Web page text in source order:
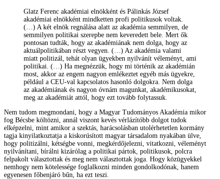
Glatz Ferenc akadémiai elnökként és Pálinkás József
akadémiai elnökként mindketten profi politikusok voltak.
(…) A két elnök regnálása alatt az akadémia semmilyen, de
semmilyen politikai szerepbe nem keveredett bele. Mert ők
pontosan tudták, hogy az akadémiának nem dolga, hogy az
aktuálpolitikában részt vegyen. (…) Az akadémia valami
miatt politizál, tehát olyan ügyekben nyilvánít véleményt, ami
politikai. (…) Ha megnézzük, hogy mi történik az akadémián
most, akkor az engem nagyon emlékeztet egyéb más ügyekre,
például a CEU-val kapcsolatos hasonló dolgokra. Nem dolga
az akadémiának és nagyon óvnám magunkat, akadémikusokat,
meg az akadémiát attól, hogy ezt tovább folytassuk.
Nem tudom megmondani, hogy a Magyar Tudományos Akadémia mikor
fog Bécsbe költözni, annál viszont kevés vérlázítóbb dolgot tudok
elképzelni, mint amikor a szektás, harácsolásban utolérhetetlen kormány
tagja kinyilatkoztatja a kiskorúsított magyar társadalom nyakában ülve,
hogy politizálni, kétségbe vonni, megkérdőjelezni, vitatkozni, véleményt
nyilvánítani, bírálni kizárólag a politikai pártok, politikusok, polcra
felpakolt választottak és meg nem választottak joga. Hogy közügyekkel
nemhogy nem kötelessége foglalkozni minden gondolkodónak, hanem
egyenesen főbenjáró bűn, ha ezt teszi.